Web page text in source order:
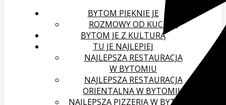
BYTOM PIĘKNIE JE
ROZMOWY OD KUCHNI
BYTOM JE Z KULTURĄ
TU JE NAJLEPIEJ
NAJLEPSZA RESTAURACJA
W BYTOMIU
NAJLEPSZA RESTAURACJA
ORIENTALNA W BYTOMIU
NAJLEPSZA PIZZERIA W BYTOMIU